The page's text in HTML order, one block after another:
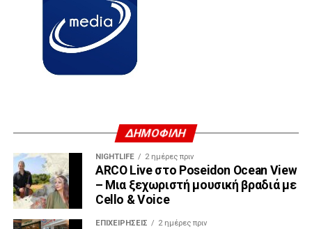
ΔΗΜΟΦΙΛΗ
NIGHTLIFE 2 ημέρες πριν
ARCO Live στο Poseidon Ocean View
– Μια ξεχωριστή μουσική βραδιά με
Cello & Voice
ΕΠΙΧΕΙΡΉΣΕΙΣ 2 ημέρες πριν